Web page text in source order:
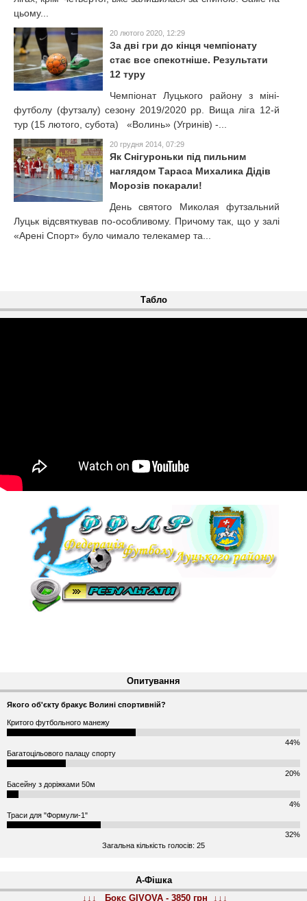
цьому...
20 лютого 2020, 12:29
За дві гри до кінця чемпіонату
стає все спекотніше. Результати
12 туру
Чемпіонат Луцького району з міні-
футболу (футзалу) сезону 2019/2020 рр. Вища ліга 12-й
тур (15 лютого, субота) «Волинь» (Угринів) -...
20 грудня 2014, 07:29
Як Снігуроньки під пильним
наглядом Тараса Михалика Дідів
Морозів покарали!
День святого Миколая футзальний
Луцьк відсвяткував по-особливому. Причому так, що у залі
«Арені Спорт» було чимало телекамер та...
Табло
Опитування
Якого об'єкту бракує Волині спортивній?
Критого футбольного манежу
44%
Багатоцільового палацу спорту
20%
Басейну з доріжками 50м
4%
Траси для "Формули-1"
32%
Загальна кількість голосів: 25
А-Фішка
↓↓↓ Бокс GIVOVA - 3850 грн ↓↓↓